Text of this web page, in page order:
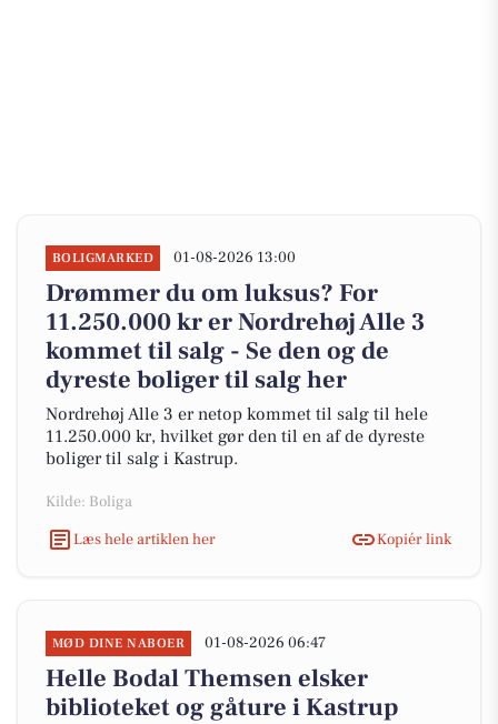
BOLIGMARKED 01-08-2026 13:00
Drømmer du om luksus? For
11.250.000 kr er Nordrehøj Alle 3
kommet til salg - Se den og de
dyreste boliger til salg her
Nordrehøj Alle 3 er netop kommet til salg til hele
11.250.000 kr, hvilket gør den til en af de dyreste
boliger til salg i Kastrup.
Kilde: Boliga
Læs hele artiklen her
Kopiér link
MØD DINE NABOER 01-08-2026 06:47
Helle Bodal Themsen elsker
biblioteket og gåture i Kastrup